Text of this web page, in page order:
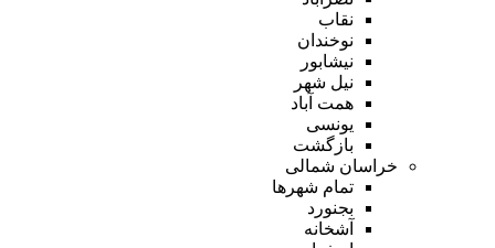
نقاب
نوخندان
نیشابور
نیل شهر
همت آباد
یونسی
بازگشت
خراسان شمالی
تمام شهر‌ها
بجنورد
آشخانه